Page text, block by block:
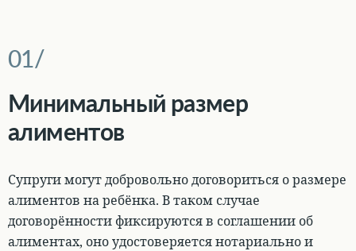
Минимальный размер
алиментов
Супруги могут добровольно договориться о размере
алиментов на ребёнка. В таком случае
договорённости фиксируются в соглашении об
алиментах, оно удостоверяется нотариально и